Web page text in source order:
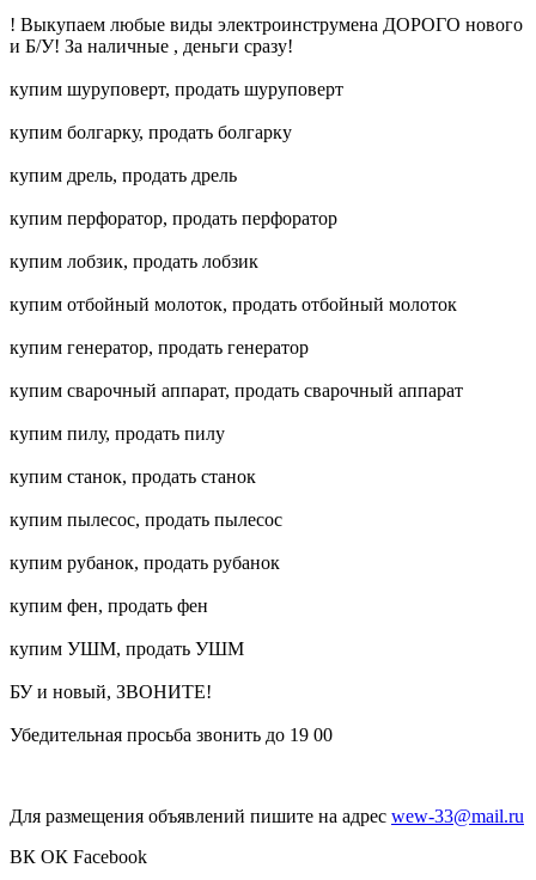
! Выкупаем любые виды электроинструмена ДОРОГО нового
и Б/У! За наличные , деньги сразу!
купим шуруповерт, продать шуруповерт
купим болгарку, продать болгарку
купим дрель, продать дрель
купим перфоратор, продать перфоратор
купим лобзик, продать лобзик
купим отбойный молоток, продать отбойный молоток
купим генератор, продать генератор
купим сварочный аппарат, продать сварочный аппарат
купим пилу, продать пилу
купим станок, продать станок
купим пылесос, продать пылесос
купим рубанок, продать рубанок
купим фен, продать фен
купим УШМ, продать УШМ
БУ и новый, ЗВОНИТЕ!
Убедительная просьба звонить до 19 00
Для размещения объявлений пишите на адрес wew-33@mail.ru
ВК ОК Facebook